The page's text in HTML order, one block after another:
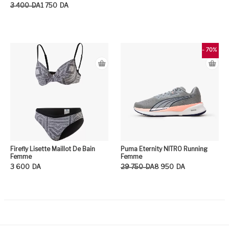
3 400 DA
Le prix initial était : 3 400DA.
1 750 DA
Le prix actuel est : 1 750DA.
Firefly Lisette Maillot De Bain
Femme
3 600 DA
- 70%
Puma Eternity NITRO Running
Femme
29 750 DA
Le prix initial était : 29 750DA.
8 950 DA
Le prix actuel est : 8 950DA.